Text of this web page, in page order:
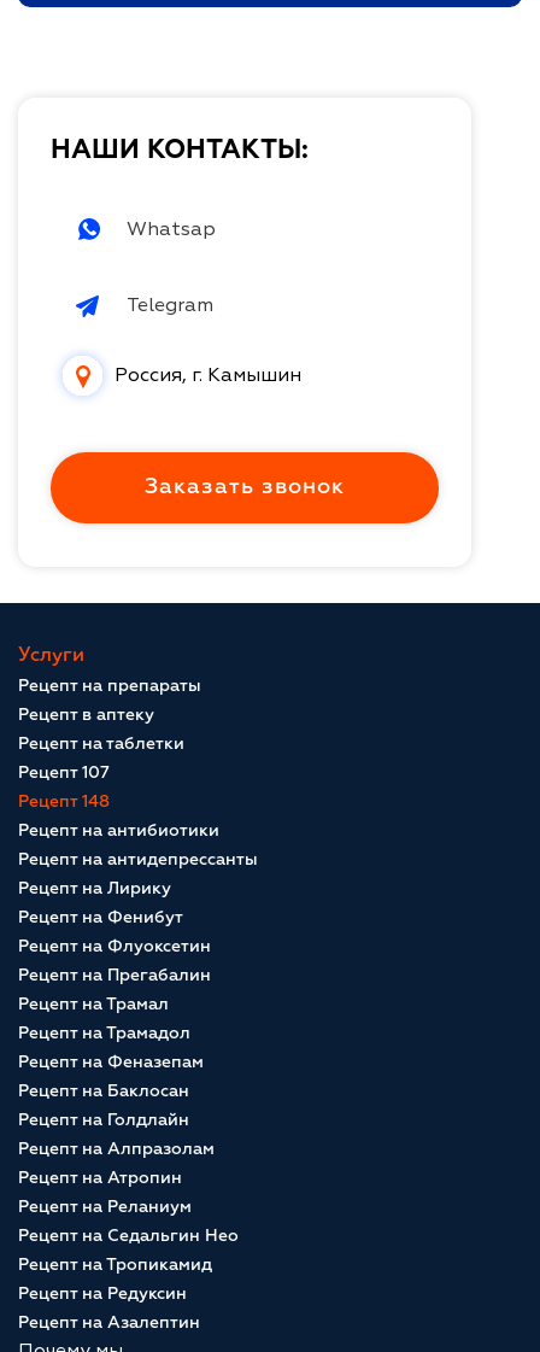
НАШИ КОНТАКТЫ:
Whatsap
Telegram
Россия, г. Камышин
Заказать звонок
Услуги
Рецепт на препараты
Рецепт в аптеку
Рецепт на таблетки
Рецепт 107
Рецепт 148
Рецепт на антибиотики
Рецепт на антидепрессанты
Рецепт на Лирику
Рецепт на Фенибут
Рецепт на Флуоксетин
Рецепт на Прегабалин
Рецепт на Трамал
Рецепт на Трамадол
Рецепт на Феназепам
Рецепт на Баклосан
Рецепт на Голдлайн
Рецепт на Алпразолам
Рецепт на Атропин
Рецепт на Реланиум
Рецепт на Седальгин Нео
Рецепт на Тропикамид
Рецепт на Редуксин
Рецепт на Азалептин